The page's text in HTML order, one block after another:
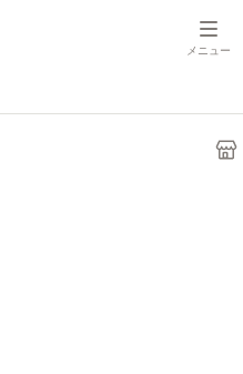
メニュー